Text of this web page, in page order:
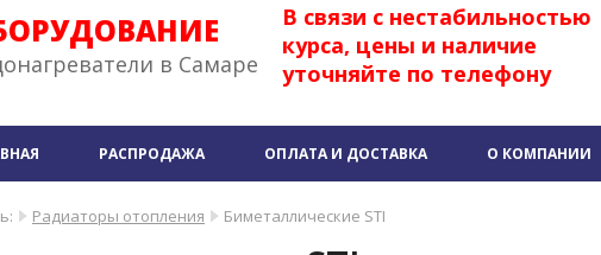
в Самаре
В связи с нестабильностью
курса, цены и наличие
уточняйте по телефону
РАСПРОДАЖА ОПЛАТА И ДОСТАВКА О КОМПАНИИ
Радиаторы отопления Биметаллические STI